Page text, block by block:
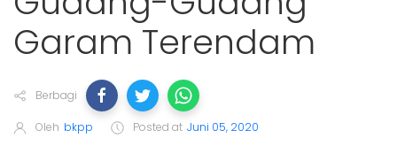
Garam Terendam
Berbagi
Oleh bkpp Posted at Juni 05, 2020